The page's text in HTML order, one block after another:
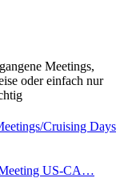
Meetings,
oder einfach nur
Cruising Days
US-CA…